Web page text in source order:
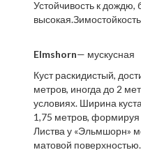
Устойчивость к
Elmshorn— мускусная
Куст раскидистый,
метров, иногда до 2
условиях. Ширина
1,75 метров,
Листва у «Эльмшорн»
матовой